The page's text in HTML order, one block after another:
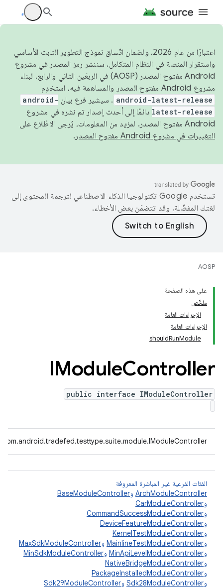
اعتبارًا من عام 2026، ولضمان اتّساق نموذج التطوير الثابت الأساسي
واستقرار المنصة في النظام المتكامل، سننشر رمز المصدر في مشروع
Android مفتوح المصدر (AOSP) في الربعَين الثاني والرابع. لبناء
مشروع Android مفتوح المصدر والمساهمة فيه، استخدِم
android-latest-release . سيشير فرع بيان android-
latest-release دائمًا إلى أحدث إصدار تم نشره في مشروع
Android مفتوح المصدر. لمزيد من المعلومات، يُرجى الاطّلاع على
التغييرات في مشروع Android مفتوح المصدر
.
تستخدم Google تكنولوجيا الذكاء الاصطناعي لترجمة المحتوى إلى
لغتك المفضّلة، وقد تتضمّن بعض الأخطاء.
AOSP
على هذه الصفحة
ملخّص
الإجراءات العامة
الإجراءات العامة
shouldRunModule
IModuleController
public interface IModuleController
com.android.tradefed.testtype.suite.module.IModuleController
الفئات الفرعية غير المباشرة المعروفة
ArchModuleController وBaseModuleController
وCarModuleController
وCommandSuccessModuleController
وDeviceFeatureModuleController
وKernelTestModuleController
وMainlineTestModuleController وMaxSdkModuleController
وMinApiLevelModuleController وMinSdkModuleController
وNativeBridgeModuleController
وPackageInstalledModuleController
وSdk28ModuleController وSdk29ModuleController